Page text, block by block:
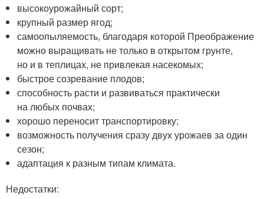
высокоурожайный сорт;
крупный размер ягод;
самоопыляемость, благодаря которой Преображение
можно выращивать не только в открытом грунте,
но и в теплицах, не привлекая насекомых;
быстрое созревание плодов;
способность расти и развиваться практически
на любых почвах;
хорошо переносит транспортировку;
возможность получения сразу двух урожаев за один
сезон;
адаптация к разным типам климата.
Недостатки: